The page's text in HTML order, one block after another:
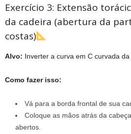
Exercício 3: Extensão
da cadeira (abertura da
costas)
Alvo: Inverter a curva em C curvada
Como fazer isso:
Vá para a borda frontal de sua
Coloque as mãos atrás da
abertos.